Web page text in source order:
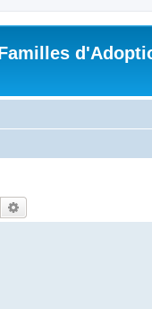
Rechercher